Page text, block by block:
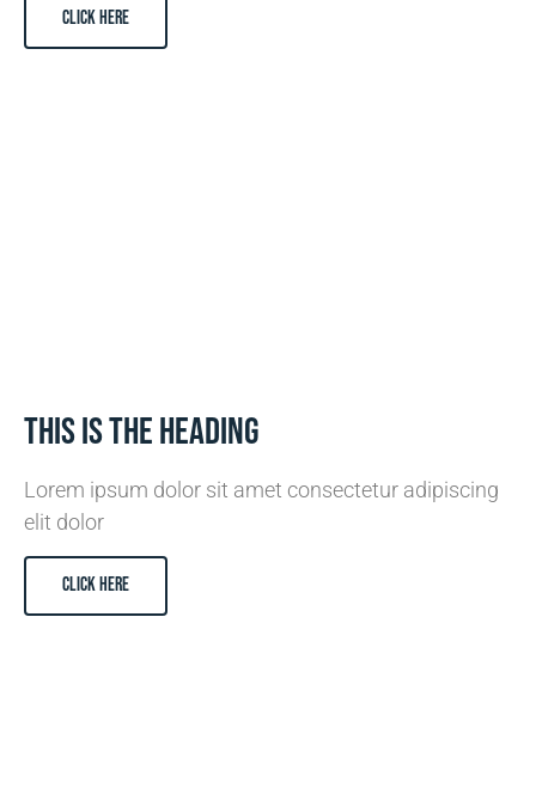
CLICK HERE
This is the heading
Lorem ipsum dolor sit amet consectetur adipiscing
elit dolor
CLICK HERE